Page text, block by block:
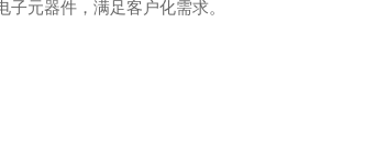
元器件，满足客户化需求。